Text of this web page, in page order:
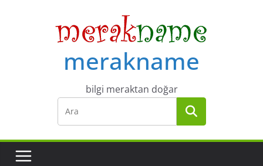
merakname
bilgi meraktan doğar